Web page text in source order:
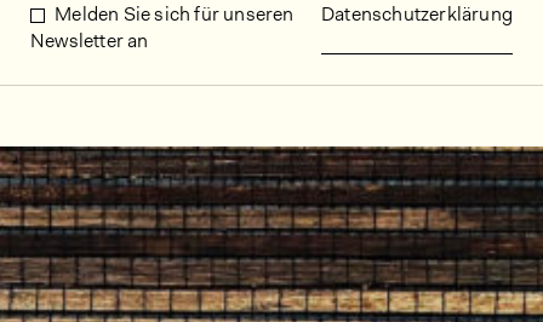
Melden Sie sich für unseren
Newsletter an
Datenschutzerklärung